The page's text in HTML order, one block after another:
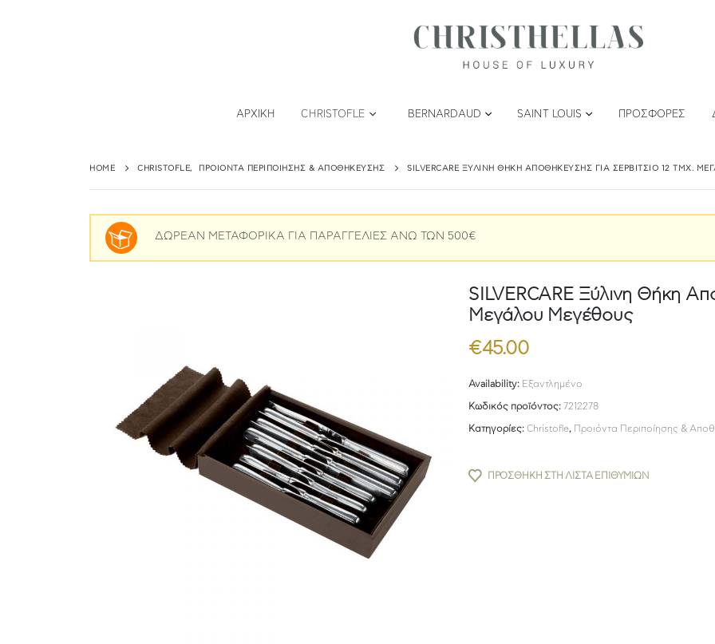
ΑΡΧΙΚΉ CHRISTOFLE BERNARDAUD SAINT LOUIS ΠΡΟΣΦΟΡΈΣ
HOME CHRISTOFLE, ΠΡΟΙΌΝΤΑ ΠΕΡΙΠΟΊΗΣΗΣ & ΑΠΟΘΉΚΕΥΣΗΣ SILVERCARE ΞΎΛΙΝΗ ΘΉΚΗ ΑΠΟΘΉΚΕΥΣΗΣ ΓΙΑ ΣΕΡΒΊΤΣΙΟ 12 ΤΜΧ.
ΔΩΡΕΑΝ ΜΕΤΑΦΟΡΙΚΑ ΓΙΑ ΠΑΡΑΓΓΕΛΙΕΣ ΑΝΩ ΤΩΝ 500€
SILVERCARE Ξύλινη Θήκη
Μεγάλου Μεγέθους
€45.00
Availability: Εξαντλημένο
Κωδικός προϊόντος: 7212278
Κατηγορίες: Christofle, Προιόντα Περιποίησης &
ΠΡΟΣΘΉΚΗ ΣΤΗ ΛΊΣΤΑ ΕΠΙΘΥΜΙΏΝ